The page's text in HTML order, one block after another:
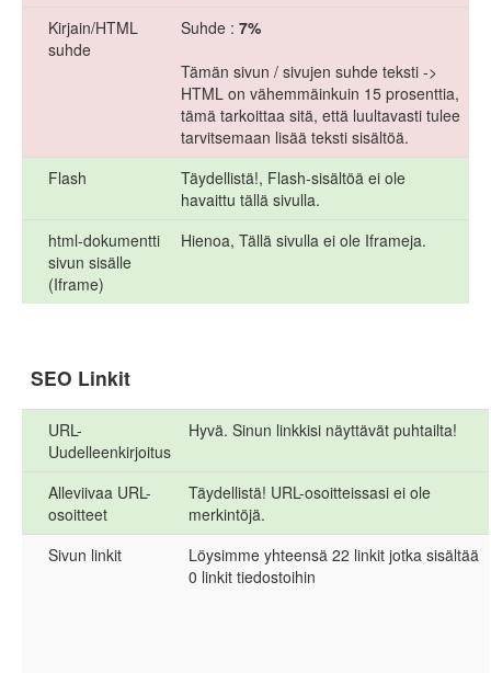
Kirjain/HTML
suhde
Suhde : 7%
Tämän sivun / sivujen suhde teksti ->
HTML on vähemmäinkuin 15 prosenttia,
tämä tarkoittaa sitä, että luultavasti tulee
tarvitsemaan lisää teksti sisältöä.
Flash
Täydellistä!, Flash-sisältöä ei ole
havaittu tällä sivulla.
html-dokumentti
sivun sisälle
(Iframe)
Hienoa, Tällä sivulla ei ole Iframeja.
SEO Linkit
URL-
Uudelleenkirjoitus
Hyvä. Sinun linkkisi näyttävät puhtailta!
Alleviivaa URL-
osoitteet
Täydellistä! URL-osoitteissasi ei ole
merkintöjä.
Sivun linkit
Löysimme yhteensä 22 linkit jotka sisältää
0 linkit tiedostoihin